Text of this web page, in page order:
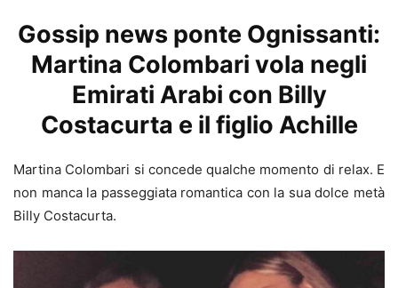
Gossip news ponte Ognissanti:
Martina Colombari vola negli
Emirati Arabi con Billy
Costacurta e il figlio Achille
Martina Colombari si concede qualche momento di relax. E
non manca la passeggiata romantica con la sua dolce metà
Billy Costacurta.